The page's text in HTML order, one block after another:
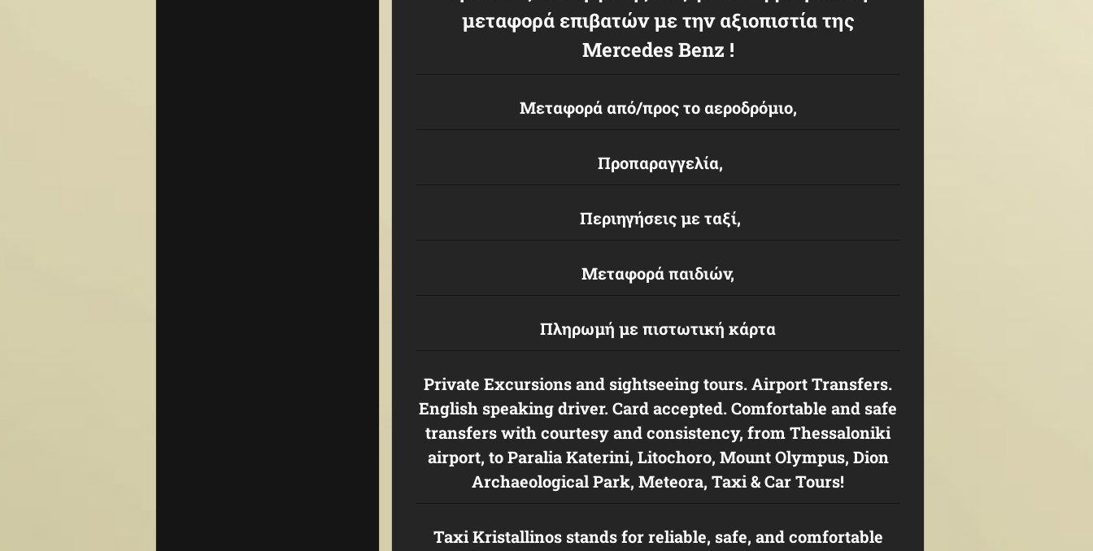
μεταφορά επιβατών με την αξιοπιστία της
Mercedes Benz !
Μεταφορά από/προς το αεροδρόμιο,
Προπαραγγελία,
Περιηγήσεις με ταξί,
Μεταφορά παιδιών,
Πληρωμή με πιστωτική κάρτα
Private Excursions and sightseeing tours. Airport Transfers.
English speaking driver. Card accepted. Comfortable and safe
transfers with courtesy and consistency, from Thessaloniki
airport, to Paralia Katerini, Litochoro, Mount Olympus, Dion
Archaeological Park, Meteora, Taxi & Car Tours!
Taxi Kristallinos stands for reliable, safe, and comfortable